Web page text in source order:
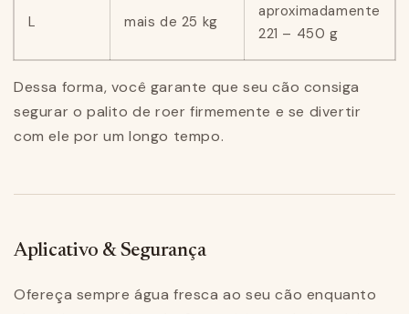
L mais de 25 kg
aproximadamente
221 – 450 g
Dessa forma, você garante que seu cão consiga
segurar o palito de roer firmemente e se divertir
com ele por um longo tempo.
Aplicativo & Segurança
Ofereça sempre água fresca ao seu cão enquanto